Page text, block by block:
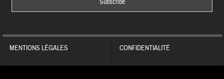
MENTIONS LÉGALES CONFIDENTIALITÉ